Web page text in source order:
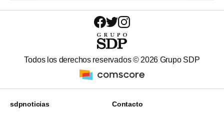
Todos los derechos reservados © 2026 Grupo SDP
sdpnoticias Contacto